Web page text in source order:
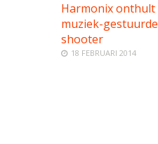
Harmonix onthult
muziek-gestuurde
shooter
18 FEBRUARI 2014